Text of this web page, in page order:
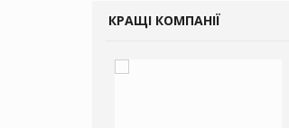
КРАЩІ КОМПАНІЇ